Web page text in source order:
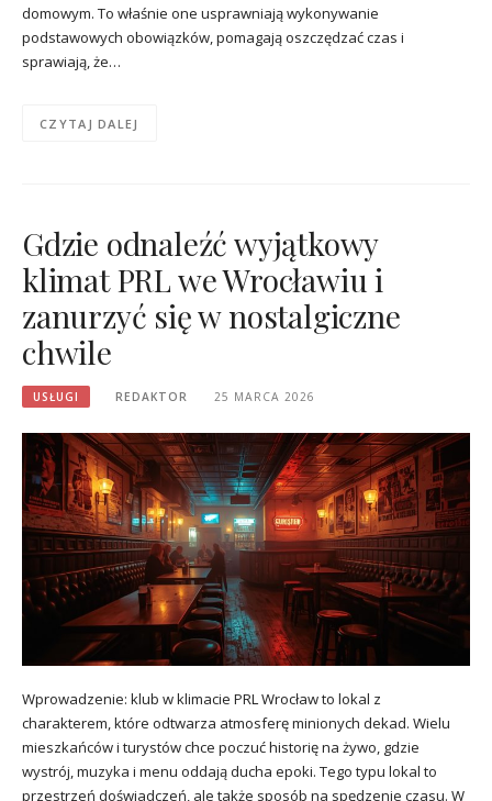
domowym. To właśnie one usprawniają wykonywanie
podstawowych obowiązków, pomagają oszczędzać czas i
sprawiają, że…
CZYTAJ DALEJ
Gdzie odnaleźć wyjątkowy
klimat PRL we Wrocławiu i
zanurzyć się w nostalgiczne
chwile
USŁUGI REDAKTOR 25 MARCA 2026
Wprowadzenie: klub w klimacie PRL Wrocław to lokal z
charakterem, które odtwarza atmosferę minionych dekad. Wielu
mieszkańców i turystów chce poczuć historię na żywo, gdzie
wystrój, muzyka i menu oddają ducha epoki. Tego typu lokal to
przestrzeń doświadczeń, ale także sposób na spędzenie czasu. W